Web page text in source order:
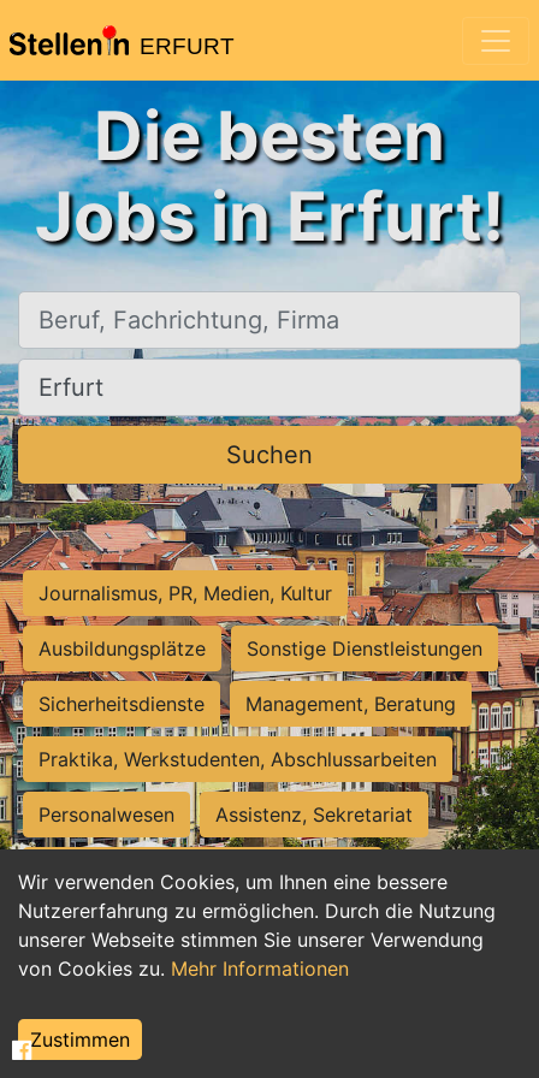
ERFURT
Wir verwenden Cookies, um Ihnen eine bessere
Nutzererfahrung zu ermöglichen. Durch die Nutzung
unserer Webseite stimmen Sie unserer Verwendung
von Cookies zu. Mehr Informationen
Zustimmen
Die besten
Jobs in Erfurt!
Beruf, Fachrichtung, Firma
Ort, Stadt
Suchen
Journalismus, PR, Medien, Kultur
Ausbildungsplätze Sonstige Dienstleistungen
Sicherheitsdienste Management, Beratung
Praktika, Werkstudenten, Abschlussarbeiten
Personalwesen Assistenz, Sekretariat
Hilfskräfte, Aushilfs- und Nebenjobs
Einkauf, Logistik, Materialwirtschaft
Weiterbildung, Studium, duale Ausbildung
Tourismus